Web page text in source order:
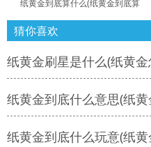
纸黄金到底算什么(纸黄金到底算
猜你喜欢
纸黄金刷星是什么(纸黄
纸黄金到底什么意思(纸
纸黄金到底什么玩意(纸